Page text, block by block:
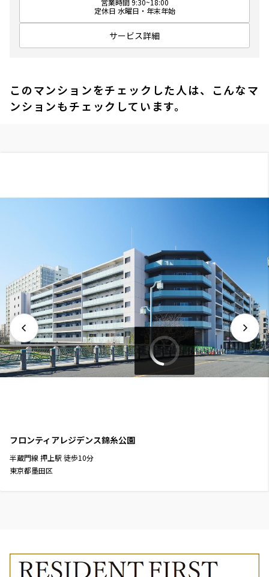
定休日 水曜日・年末年始
サービス詳細
このマンションをチェックした人は、こんなマ
ンションもチェックしています。
フロンティアレジデンス錦糸公園
半蔵門線 押上駅 徒歩10分
東京都墨田区